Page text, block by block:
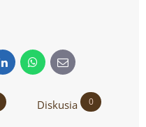
LinkedInWhatsApp
E-
mail
Diskusia 0